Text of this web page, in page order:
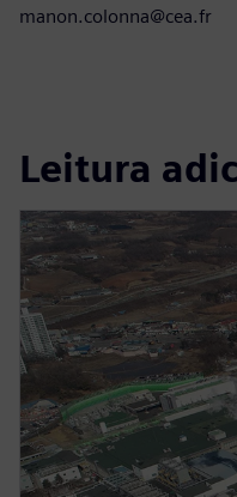
manon.colonna@cea.fr
Leitura